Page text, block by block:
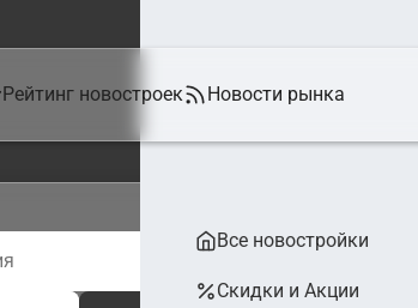
Рейтинг новостроек Новости рынка
Все новостройки
Скидки и Акции